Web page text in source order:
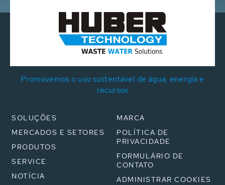
Promovemos o uso sustentável de água, energia e
recursos
SOLUÇÕES
MERCADOS E SETORES
PRODUTOS
SERVICE
NOTÍCIA
MARCA
POLÍTICA DE
PRIVACIDADE
FORMULÁRIO DE
CONTATO
ADMINISTRAR COOKIES